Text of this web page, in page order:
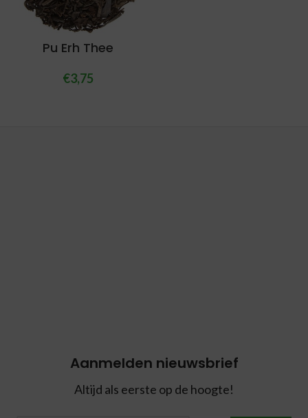
Pu Erh Thee
€3,75
Aanmelden nieuwsbrief
Altijd als eerste op de hoogte!